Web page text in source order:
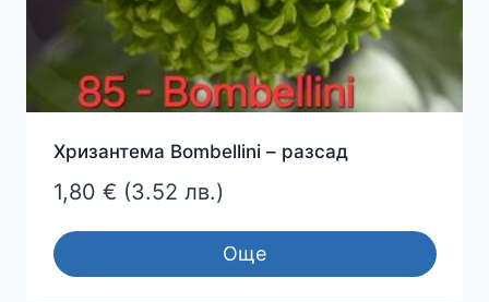
Хризантема Bombellini – разсад
1,80 € (3.52 лв.)
Още